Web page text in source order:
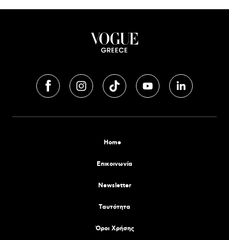
Home
Επικοινωνία
Newsletter
Tαυτότητα
Όροι Χρήσης